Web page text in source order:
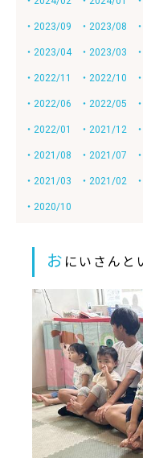
・2023/09 ・2023/08
・2023/04 ・2023/03
・2022/11 ・2022/10
・2022/06 ・2022/05
・2022/01 ・2021/12
・2021/08 ・2021/07
・2021/03 ・2021/02
・2020/10
お にいさん